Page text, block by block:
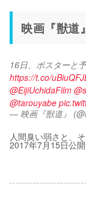
映画『獣道
16日、ポスターと
https://t.co/
@EijiUchidaFilm
@tarouyabe
— 映画『獣道』
人間臭い弱さと、
2017年7月15日公